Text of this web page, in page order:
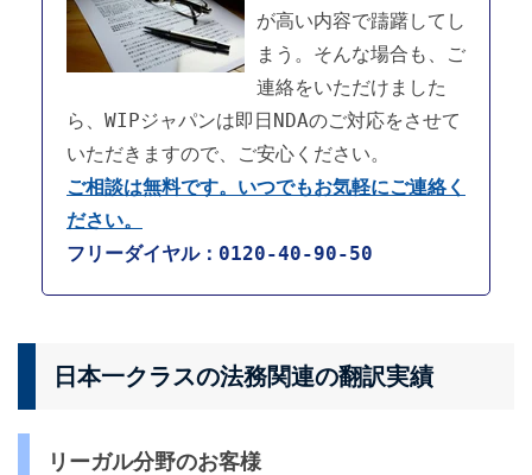
が高い内容で躊躇してし
まう。そんな場合も、ご
連絡をいただけました
ら、WIPジャパンは即日NDAのご対応をさせて
いただきますので、ご安心ください。
ご相談は無料です。いつでもお気軽にご連絡く
ださい。
フリーダイヤル：0120-40-90-50
日本一クラスの法務関連の翻訳実績
リーガル分野のお客様